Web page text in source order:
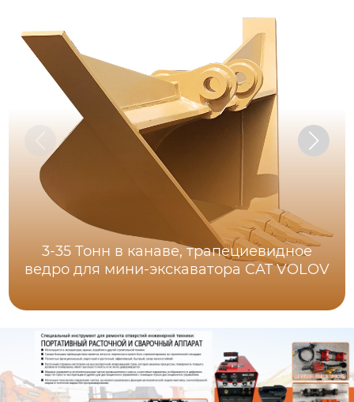
3-35 Тонн в канаве, трапециевидное
ведро для мини-экскаватора CAT VOLOV